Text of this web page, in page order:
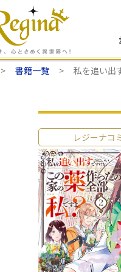
書籍一覧 私を追い出
レジーナコ